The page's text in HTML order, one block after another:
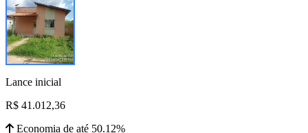
Lance inicial
R$ 41.012,36
Economia de até 50.12%